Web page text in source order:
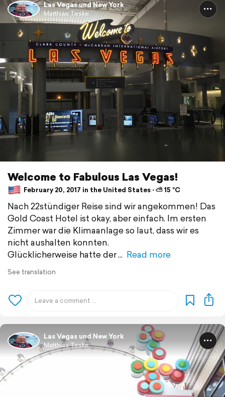
Las Vegas und New York
Matthias Teske
Welcome to Fabulous Las Vegas!
February 20, 2017 in the United States ⋅ ⛅ 15 °C
Nach 22stündiger Reise sind wir angekommen! Das
Gold Coast Hotel ist okay, aber einfach. Im ersten
Zimmer war die Klimaanlage so laut, dass wir es
nicht aushalten konnten.
Glücklicherweise hatte der
Read more
See translation
Las Vegas und New York
Matthias Teske